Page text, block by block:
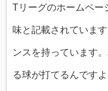
Tリーグのホームペー
味と記載されていま
ンスを持っています
る球が打てるんです